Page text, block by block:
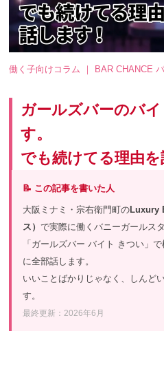
働く子向けコラム ｜ BAR CHANCE
ガールズバーのバ
す。
でも続けてる理由
📝 この記事を書いた人
大阪ミナミ・宗右衛門町のLuxury
ス）で実際に働くバニーガールス
「ガールズバー バイト きつい」
に全部話します。
いいことばかりじゃなく、しんど
す。
最終更新：2026年6月